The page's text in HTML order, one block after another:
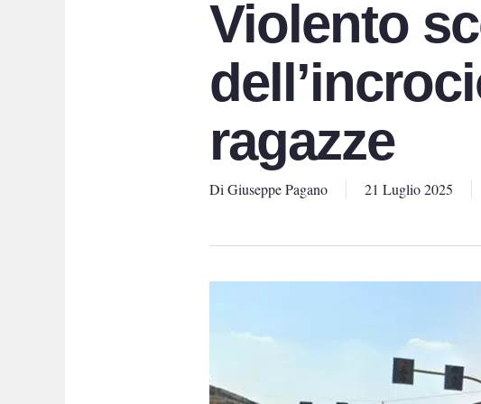
Violento
ragazze
Di Giuseppe Pagano 21 Luglio 2025